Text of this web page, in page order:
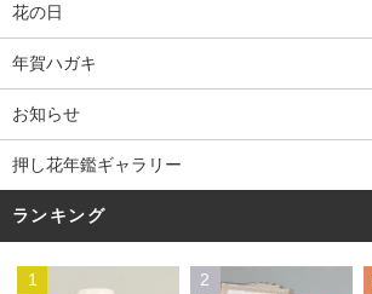
花の日
年賀ハガキ
お知らせ
押し花年鑑ギャラリー
ランキング
1 2